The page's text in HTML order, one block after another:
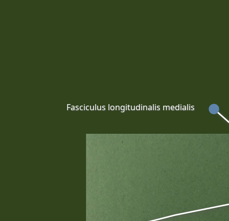
Fasciculus longitudinalis medialis